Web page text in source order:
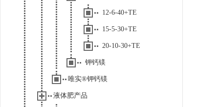
12-6-40+TE
15-5-30+TE
20-10-30+TE
钾钙镁
唯实®钾钙镁
液体肥产品